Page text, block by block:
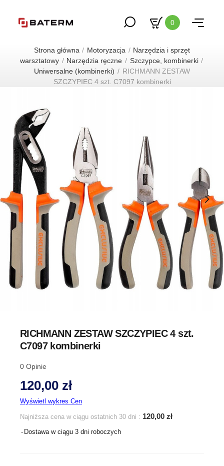
0
Strona główna Motoryzacja
Narzędzia i sprzęt
warsztatowy
Narzędzia ręczne
Szczypce, kombinerki
Uniwersalne (kombinerki)
RICHMANN ZESTAW
SZCZYPIEC 4 szt. C7097 kombinerki
RICHMANN ZESTAW SZCZYPIEC 4 szt.
C7097 kombinerki
0 Opinie
120,00 zł
Wyświetl wykres Cen
Najniższa cena w ciągu ostatnich 30 dni : 120,00 zł
Dostawa w ciągu 3 dni roboczych